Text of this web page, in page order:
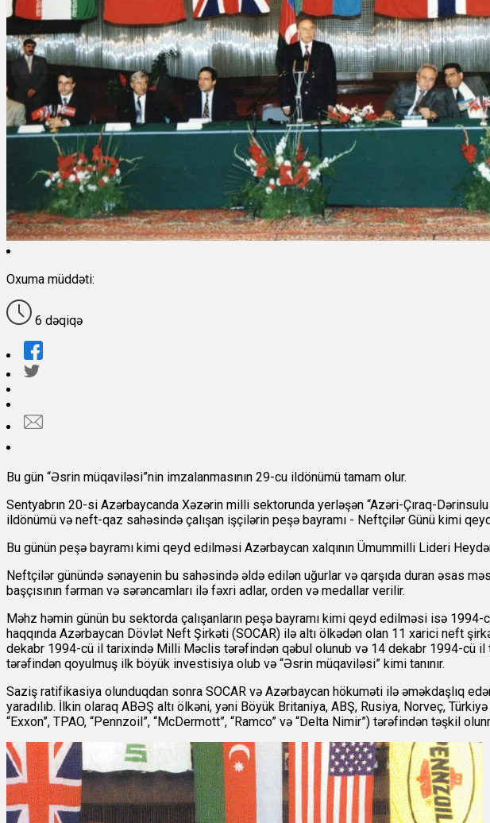
Oxuma müddəti:
6 dəqiqə
Bu gün “Əsrin müqaviləsi”nin imzalanmasının 29-cu ildönümü tamam olur.
Sentyabrın 20-si Azərbaycanda Xəzərin milli sektorunda yerləşən “Azəri-Çıraq-
ildönümü və neft-qaz sahəsində çalışan işçilərin peşə bayramı - Neftçilər Günü kimi
Bu günün peşə bayramı kimi qeyd edilməsi Azərbaycan xalqının Ümummilli Lideri
Neftçilər günündə sənayenin bu sahəsində əldə edilən uğurlar və qarşıda duran əsas
başçısının fərman və sərəncamları ilə fəxri adlar, orden və medallar verilir.
Məhz həmin günün bu sektorda çalışanların peşə bayramı kimi qeyd edilməsi isə
haqqında Azərbaycan Dövlət Neft Şirkəti (SOCAR) ilə altı ölkədən olan 11 xarici neft
dekabr 1994-cü il tarixində Milli Məclis tərəfindən qəbul olunub və 14 dekabr 1994-cü
tərəfindən qoyulmuş ilk böyük investisiya olub və “Əsrin müqaviləsi” kimi tanınır.
Saziş ratifikasiya olunduqdan sonra SOCAR və Azərbaycan hökuməti ilə əməkdaşlıq
yaradılıb. İlkin olaraq ABƏŞ altı ölkəni, yəni Böyük Britaniya, ABŞ, Rusiya, Norveç,
“Exxon”, TPAO, “Pennzoil”, “McDermott”, “Ramco” və “Delta Nimir”) tərəfindən təşkil